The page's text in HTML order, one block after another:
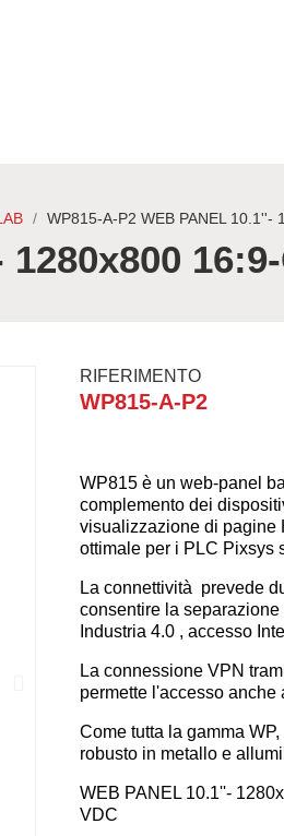
WP815-A-P2 WEB PANEL 10.1''-
1280x800
RIFERIMENTO
WP815-A-P2
WP815 è un web-panel
complemento dei
visualizzazione di pagine
ottimale per i PLC Pixsys
La connettività prevede
consentire la
Industria 4.0 , accesso
La connessione VPN
permette l'accesso anche
Come tutta la gamma
robusto in metallo e
WEB PANEL 10.1''-
VDC